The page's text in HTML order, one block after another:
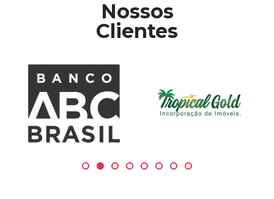
Nossos
Clientes